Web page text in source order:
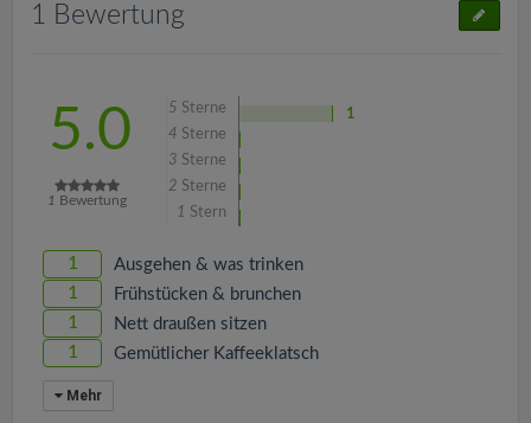
1 Bewertung
5.0
1 Bewertung
5 Sterne
1
4 Sterne
3 Sterne
2 Sterne
1 Stern
1 Ausgehen & was trinken
1 Frühstücken & brunchen
1 Nett draußen sitzen
1 Gemütlicher Kaffeeklatsch
Mehr